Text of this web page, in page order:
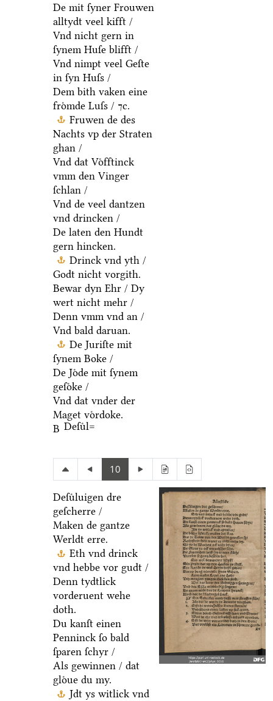
De mit ſyner Frouwen
alltydt veel kifft /
Vnd nicht gern in
ſynem Huſe blifft /
Vnd nimpt veel Geſte
in ſyn Huſs /
Dem bith vaken eine
froͤmde Luſs / ⁊c.
Fruwen de des
Nachts vp der Straten
ghan /
Vnd dat Voͤfftinck
vmm den Vinger
ſchlan /
Vnd de veel dantzen
vnd drincken /
De laten den Hundt
gern hincken.
Drinck vnd yth /
Godt nicht vorgith.
Bewar dyn Ehr / Dy
wert nicht mehr /
Denn vmm vnd an /
Vnd bald daruan.
De Juriſte mit
ſynem Boke /
De Joͤde mit ſynem
geſoͤke /
Vnd dat vnder der
Maget voͤrdoke.
B Deſuͤl=
10
Deſuͤluigen dre
geſcherre /
Maken de gantze
Werldt erre.
Eth vnd drinck
vnd hebbe vor gudt /
Denn tydtlick
vorderuent wehe
doth.
Du kanſt einen
Penninck ſo bald
ſparen ſchyr /
Als gewinnen / dat
gloͤue du my.
Jdt ys witlick vnd